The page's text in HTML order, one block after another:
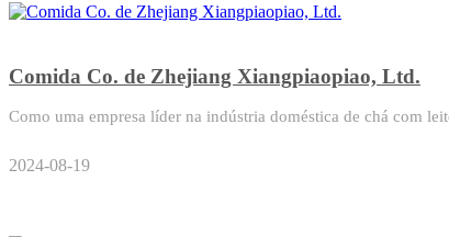
Comida Co. de Zhejiang Xiangpiaopiao, Ltd.
Como uma empresa líder na indústria doméstica de chá com
2024-08-19